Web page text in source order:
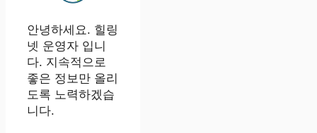
안녕하세요. 힐링
넷 운영자 입니
다. 지속적으로
좋은 정보만 올리
도록 노력하겠습
니다.